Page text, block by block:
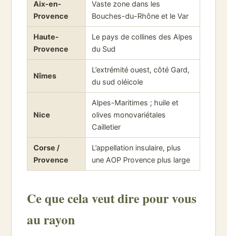
Aix-en-
Provence
Vaste zone dans les
Bouches-du-Rhône et le Var
Haute-
Provence
Le pays de collines des Alpes
du Sud
Nîmes
L’extrémité ouest, côté Gard,
du sud oléicole
Nice
Alpes-Maritimes ; huile et
olives monovariétales
Cailletier
Corse /
Provence
L’appellation insulaire, plus
une AOP Provence plus large
Ce que cela veut dire pour vous
au rayon